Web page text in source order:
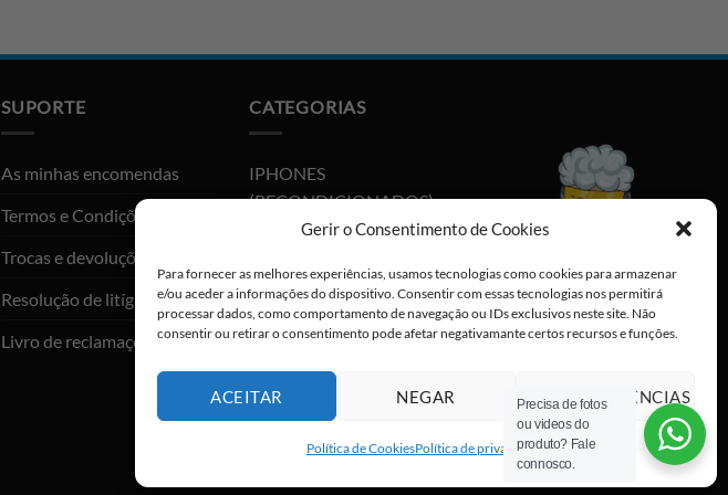
Gerir o Consentimento de Cookies
Para fornecer as melhores experiências, usamos tecnologias como cookies para armazenar
e/ou aceder a informações do dispositivo. Consentir com essas tecnologias nos permitirá
processar dados, como comportamento de navegação ou IDs exclusivos neste site. Não
consentir ou retirar o consentimento pode afetar negativamante certos recursos e funções.
ACEITAR NEGAR VER PREFERÊNCIAS
Política de CookiesPolítica de privacidade
SUPORTE
As minhas encomendas
Termos e Condições
Trocas e devoluções
Resolução de litígios
Livro de reclamações
CATEGORIAS
IPHONES
(RECONDICIONADOS)
NINTENDO SWITCH
CABOS E ADAPTADORES
Visa PayPal Stripe MasterCard
On
Precisa de fotos
ou videos do
produto? Fale
connosco.